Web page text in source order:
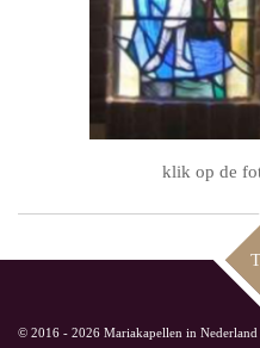
klik op de
© 2016 - 2026 Mariakapellen in Nederland